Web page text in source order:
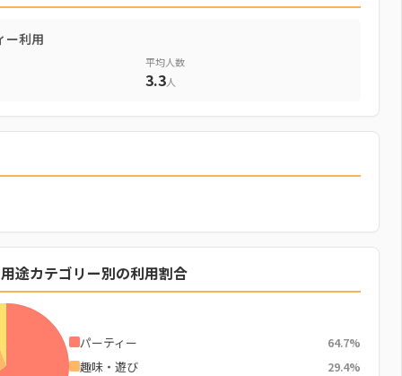
ー利用
平均人数
3.3人
途カテゴリー別の利用割合
パーティー 64.7%
趣味・遊び 29.4%